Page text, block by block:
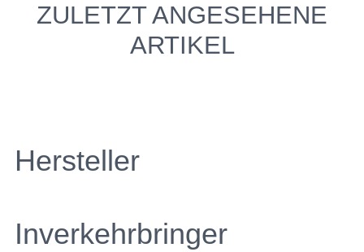
ZULETZT ANGESEHENE
ARTIKEL
Hersteller
Inverkehrbringer